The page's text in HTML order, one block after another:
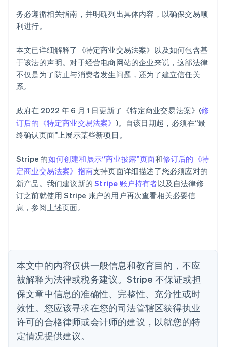
务必遵循相关指南，并明确列出具体内容，以确保交易顺
利进行。
本文已详细解释了《特定商业交易法案》以及如何包含基
于该法的声明。对于经营电商网站的企业来说，这部法律
不仅是为了防止与消费者发生问题，还为了建立信任关
系。
政府在 2022 年 6 月 1 日更新了《特定商业交易法案》(修
订后的《特定商业交易法案》 )。自该日期起，必须在“最
终确认页面”上展示某些新项目。
Stripe 的如何创建和展示“商业披露”页面和修订后的《特
定商业交易法案》指南支持页面详细描述了您必须应对的
新产品。我们建议新的Stripe 账户持有者以及自法律修
订之前就使用 Stripe 账户的用户再次查看相关必要信
息，参阅上述页面。
本文中的内容仅供一般信息和教育目的，不应
被解释为法律或税务建议。Stripe 不保证或担
保文章中信息的准确性、完整性、充分性或时
效性。您应该寻求在您的司法管辖区获得执业
许可的合格律师或会计师的建议，以就您的特
定情况提供建议。
阿联酋
English
爱尔兰
English
English
奥地利
DeutschEnglish
澳大利亚
English
巴西
比利时
波兰
English
丹麦
English
德国
Deutsch English
法国
FrançaisEnglish